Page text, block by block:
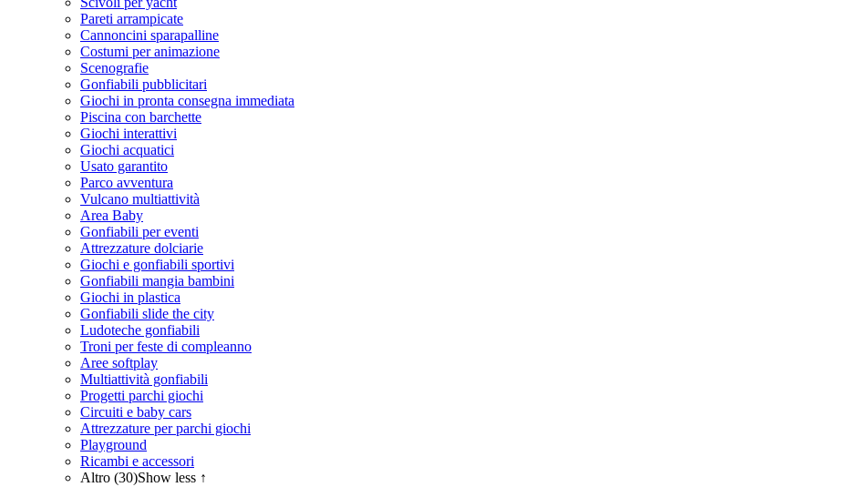
Pareti arrampicate
Cannoncini sparapalline
Costumi per animazione
Scenografie
Gonfiabili pubblicitari
Giochi in pronta consegna immediata
Piscina con barchette
Giochi interattivi
Giochi acquatici
Usato garantito
Parco avventura
Vulcano multiattività
Area Baby
Gonfiabili per eventi
Attrezzature dolciarie
Giochi e gonfiabili sportivi
Gonfiabili mangia bambini
Giochi in plastica
Gonfiabili slide the city
Ludoteche gonfiabili
Troni per feste di compleanno
Aree softplay
Multiattività gonfiabili
Progetti parchi giochi
Circuiti e baby cars
Attrezzature per parchi giochi
Playground
Ricambi e accessori
Altro (30)Show less ↑